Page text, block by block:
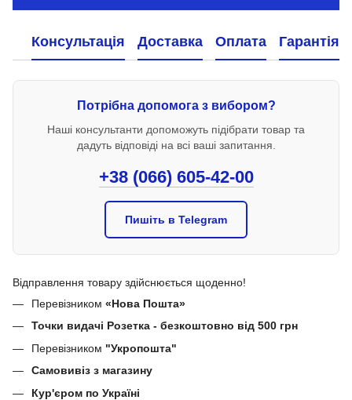
Консультація Доставка Оплата Гарантія
Потрібна допомога з вибором?
Наші консультанти допоможуть підібрати товар та
дадуть відповіді на всі ваші запитання.
+38 (066) 605-42-00
Пишіть в Telegram
Відправлення товару здійснюється щоденно!
Перевізником «Нова Пошта»
Точки видачі Розетка - безкоштовно від 500 грн
Перевізником "Укропошта"
Самовивіз з магазину
Кур'єром по Україні